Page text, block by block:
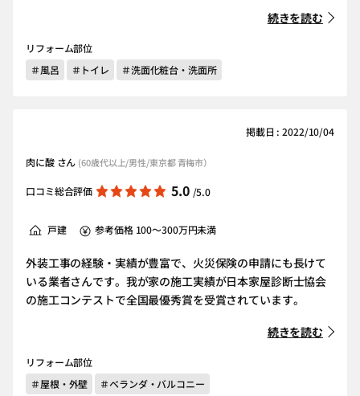
続きを読む
リフォーム部位
＃風呂
＃トイレ ＃洗面化粧台・洗面所
掲載日 : 2022/10/04
肉に酸 さん (60歳代以上/男性/東京都 青梅市）
口コミ総合評価 5.0 /5.0
戸建 参考価格 100～300万円未満
外装工事の経験・実績が豊富で、火災保険の申請にも長けて
いる業者さんです。我が家の施工実績が日本家屋診断士協会
の施工コンテストで全国最優秀賞を受賞されています。
続きを読む
リフォーム部位
＃屋根・外壁
＃ベランダ・バルコニー